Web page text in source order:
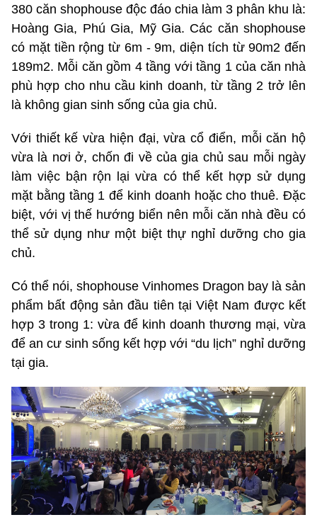
380 căn shophouse độc đáo chia làm 3 phân khu là:
Hoàng Gia, Phú Gia, Mỹ Gia. Các căn shophouse
có mặt tiền rộng từ 6m - 9m, diện tích từ 90m2 đến
189m2. Mỗi căn gồm 4 tầng với tầng 1 của căn nhà
phù hợp cho nhu cầu kinh doanh, từ tầng 2 trở lên
là không gian sinh sống của gia chủ.
Với thiết kế vừa hiện đại, vừa cổ điển, mỗi căn hộ
vừa là nơi ở, chốn đi về của gia chủ sau mỗi ngày
làm việc bận rộn lại vừa có thể kết hợp sử dụng
mặt bằng tầng 1 để kinh doanh hoặc cho thuê. Đặc
biệt, với vị thế hướng biển nên mỗi căn nhà đều có
thể sử dụng như một biệt thự nghỉ dưỡng cho gia
chủ.
Có thể nói, shophouse Vinhomes Dragon bay là sản
phẩm bất động sản đầu tiên tại Việt Nam được kết
hợp 3 trong 1: vừa để kinh doanh thương mại, vừa
để an cư sinh sống kết hợp với “du lịch” nghỉ dưỡng
tại gia.